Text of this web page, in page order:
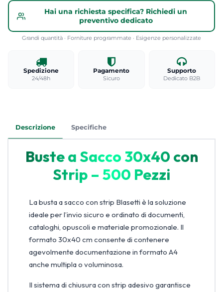
Hai una richiesta specifica? Richiedi un
preventivo dedicato
Grandi quantità · Forniture programmate · Esigenze personalizzate
Spedizione
24/48h
Pagamento
Sicuro
Supporto
Dedicato B2B
Descrizione Specifiche
Buste a Sacco 30x40 con
Strip – 500 Pezzi
La busta a sacco con strip Blasetti è la soluzione
ideale per l’invio sicuro e ordinato di documenti,
cataloghi, opuscoli e materiale promozionale. Il
formato 30x40 cm consente di contenere
agevolmente documentazione in formato A4
anche multipla o voluminosa.
Il sistema di chiusura con strip adesivo garantisce